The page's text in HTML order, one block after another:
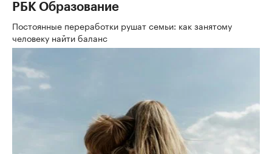
РБК Образование
Постоянные переработки рушат семьи: как занятому
человеку найти баланс